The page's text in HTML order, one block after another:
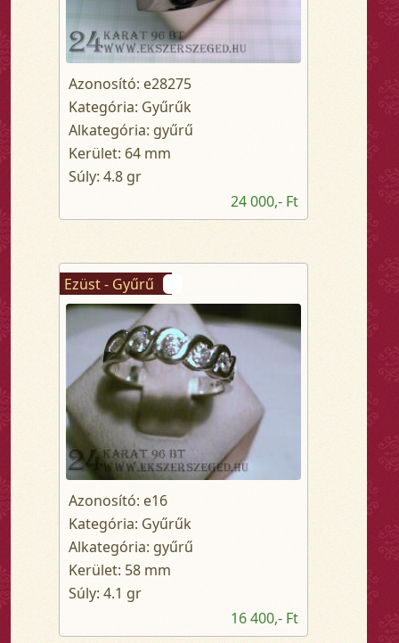
Azonosító: e28275
Kategória: Gyűrűk
Alkategória: gyűrű
Kerület: 64 mm
Súly: 4.8 gr
24 000,- Ft
Ezüst - Gyűrű
Azonosító: e16
Kategória: Gyűrűk
Alkategória: gyűrű
Kerület: 58 mm
Súly: 4.1 gr
16 400,- Ft